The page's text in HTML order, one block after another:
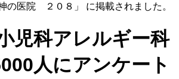
の医院 ２０８」 に掲載されました。
児科アレルギー科
人にアンケート